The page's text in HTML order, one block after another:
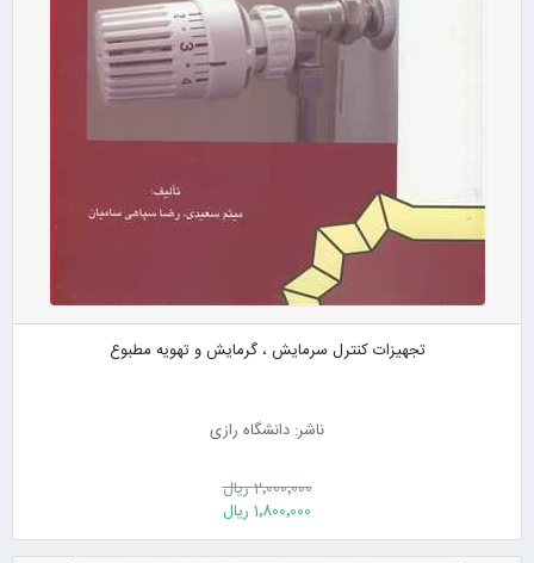
تجهیزات کنترل سرمایش ، گرمایش و تهویه مطبوع
ناشر: دانشگاه رازی
2٬000٬000 ریال
1٬800٬000 ریال